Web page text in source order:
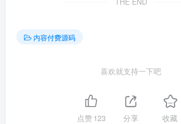
内容付费源码
喜欢就支持一下吧
点赞123 分享 收藏